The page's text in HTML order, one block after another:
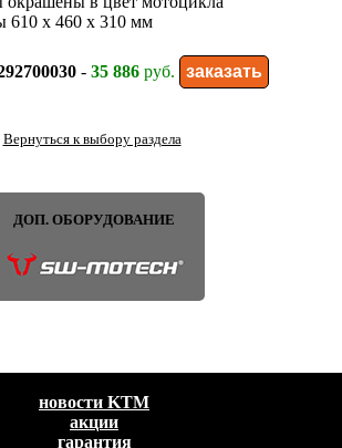
610 x 460 x 310 мм
- 35 886руб.
Вернуться к выбору раздела
ДОП. ОБОРУДОВАНИЕ
новости KTM
акции
гарантия